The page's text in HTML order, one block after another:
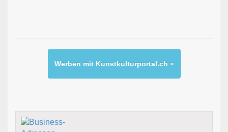
Werben mit Kunstkulturportal.ch »